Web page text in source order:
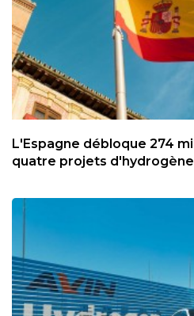
L'Espagne débloque 274
quatre projets